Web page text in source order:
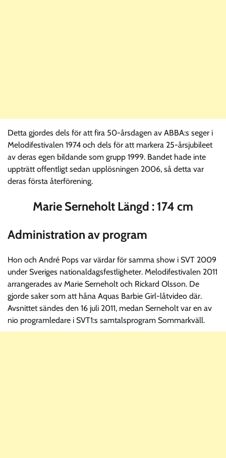
Detta gjordes dels för att fira 50-årsdagen av ABBA:s seger i
Melodifestivalen 1974 och dels för att markera 25-årsjubileet
av deras egen bildande som grupp 1999. Bandet hade inte
uppträtt offentligt sedan upplösningen 2006, så detta var
deras första återförening.
Marie Serneholt Längd : 174 cm
Administration av program
Hon och André Pops var värdar för samma show i SVT 2009
under Sveriges nationaldagsfestligheter. Melodifestivalen 2011
arrangerades av Marie Serneholt och Rickard Olsson. De
gjorde saker som att håna Aquas Barbie Girl-låtvideo där.
Avsnittet sändes den 16 juli 2011, medan Serneholt var en av
nio programledare i SVT1:s samtalsprogram Sommarkväll.